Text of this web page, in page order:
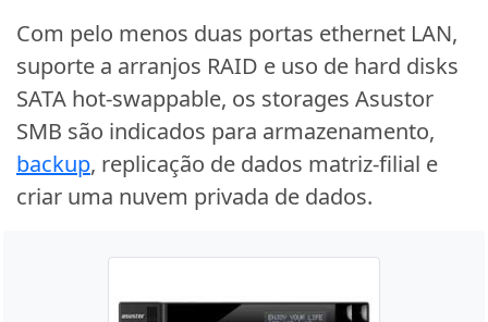
Com pelo menos duas portas ethernet LAN,
suporte a arranjos RAID e uso de hard disks
SATA hot-swappable, os storages Asustor
SMB são indicados para armazenamento,
backup, replicação de dados matriz-filial e
criar uma nuvem privada de dados.